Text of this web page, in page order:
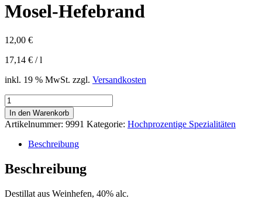
Mosel-Hefebrand
12,00 €
17,14 € /l
inkl. 19 % MwSt. zzgl. Versandkosten
Mosel-
Hefebrand
Menge
In den Warenkorb
Artikelnummer: 9991 Kategorie: Hochprozentige Spezialitäten
Beschreibung
Beschreibung
Destillat aus Weinhefen, 40% alc.